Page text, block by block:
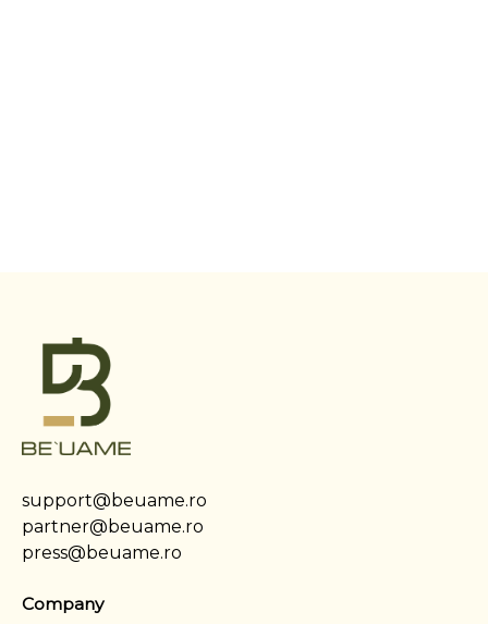
support@beuame.ro
partner@beuame.ro
press@beuame.ro
Company